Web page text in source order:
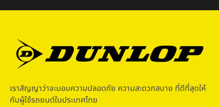
เราสัญญาว่าจะมอบความปลอดภัย ความสะดวกสบาย ที่ดีที่สุดให้
กับผู้ใช้รถยนต์ในประเทศไทย